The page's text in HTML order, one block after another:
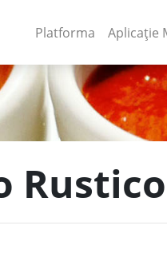
Platforma (current)
Aplicație